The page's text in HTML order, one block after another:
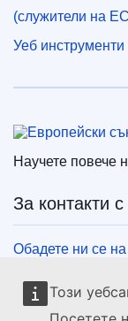
Този
(служители на
Уеб инструменти
Научете повече
За контакти
Обадете ни се
Използвайте
Пишете ни чрез